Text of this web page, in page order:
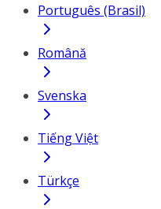
Português (Brasil)
Română
Svenska
Tiếng Việt
Türkçe